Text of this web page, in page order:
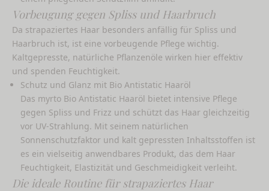
Vorbeugung gegen Spliss und Haarbruch
Da strapaziertes Haar besonders anfällig für Spliss und
Haarbruch ist, ist eine vorbeugende Pflege wichtig.
Kaltgepresste, natürliche Pflanzenöle wirken hier effektiv
und spenden Feuchtigkeit.
Schutz und Glanz mit Bio Antistatic Haaröl
Das myrto Bio Antistatic Haaröl bietet intensive Pflege
gegen Spliss und Frizz und schützt das Haar gleichzeitig
vor UV-Strahlung. Mit seinem natürlichen
Sonnenschutzfaktor und kalt gepressten Inhaltsstoffen ist
es ein vielseitig anwendbares Produkt, das dem Haar
Feuchtigkeit, Elastizität und Geschmeidigkeit verleiht.
Die ideale Routine für strapaziertes Haar